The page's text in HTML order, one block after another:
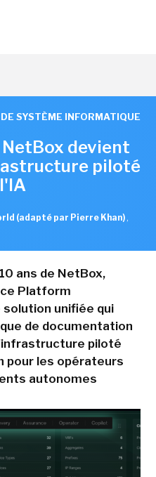
SYSTÈME INFORMATIQUE
NetBox devient
piloté
(adapté par Pierre Khan) ,
ans de NetBox,
Platform
solution unifiée qui
de documentation
piloté
pour les opérateurs
autonomes